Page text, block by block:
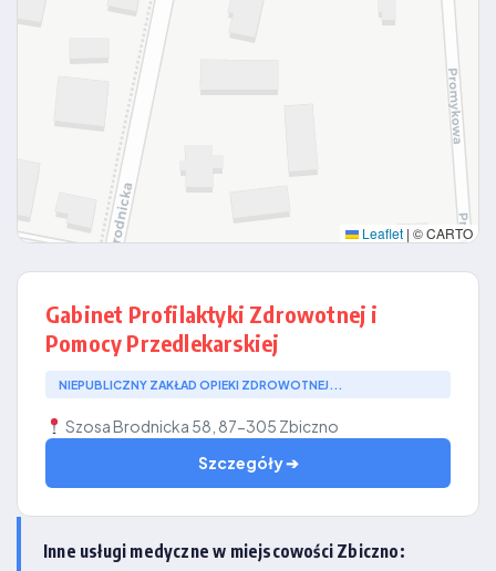
Leaflet | © CARTO
Gabinet Profilaktyki Zdrowotnej i
Pomocy Przedlekarskiej
NIEPUBLICZNY ZAKŁAD OPIEKI ZDROWOTNEJ...
Szosa Brodnicka 58, 87-305 Zbiczno
Szczegóły ➔
Inne usługi medyczne w miejscowości Zbiczno: